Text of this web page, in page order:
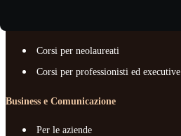
Corsi per neolaureati
Corsi per professionisti ed executive
Business e Comunicazione
Per le aziende